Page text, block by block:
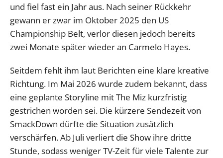
und fiel fast ein Jahr aus. Nach seiner Rückkehr
gewann er zwar im Oktober 2025 den US
Championship Belt, verlor diesen jedoch bereits
zwei Monate später wieder an Carmelo Hayes.
Seitdem fehlt ihm laut Berichten eine klare kreative
Richtung. Im Mai 2026 wurde zudem bekannt, dass
eine geplante Storyline mit The Miz kurzfristig
gestrichen worden sei. Die kürzere Sendezeit von
SmackDown dürfte die Situation zusätzlich
verschärfen. Ab Juli verliert die Show ihre dritte
Stunde, sodass weniger TV-Zeit für viele Talente zur